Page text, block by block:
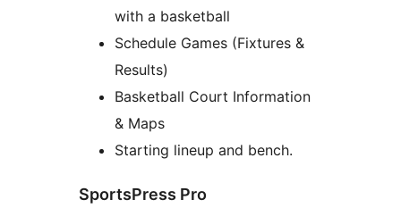
with a basketball
Schedule Games (Fixtures &
Results)
Basketball Court Information
& Maps
Starting lineup and bench.
SportsPress Pro